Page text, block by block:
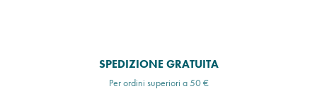
SPEDIZIONE GRATUITA
Per ordini superiori a 50 €